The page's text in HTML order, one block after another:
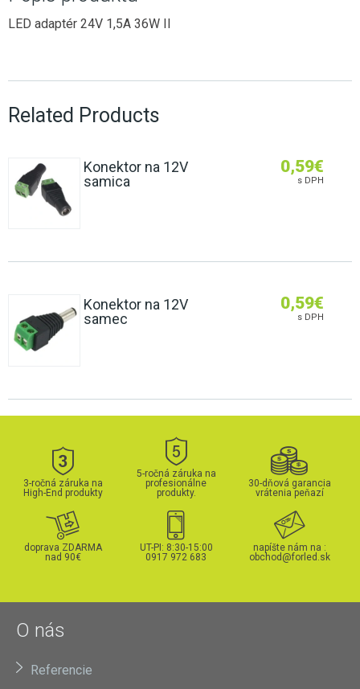
LED adaptér 24V 1,5A 36W II
Related Products
Konektor na 12V
samica
0,59€
s DPH
Konektor na 12V
samec
0,59€
s DPH
3-ročná záruka na
High-End produkty
5-ročná záruka na
profesionálne
produkty.
30-dňová garancia
vrátenia peňazí
doprava ZDARMA
nad 90€
UT-PI: 8:30-15:00
0917 972 683
napíšte nám na :
obchod@forled.sk
O nás
Referencie